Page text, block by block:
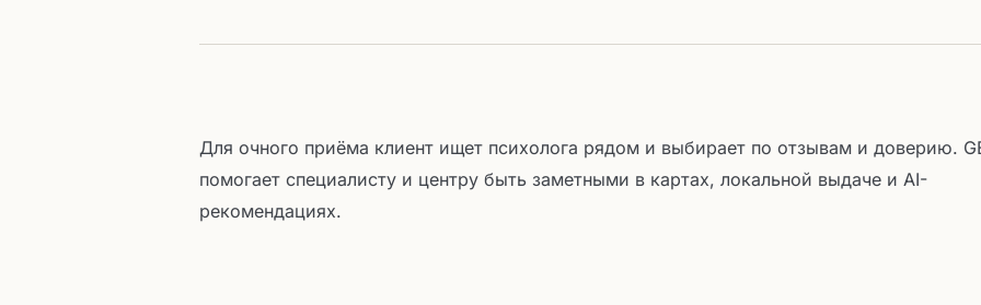
Для очного приёма клиент ищет психолога рядом и выбирает по отзывам и доверию.
помогает специалисту и центру быть заметными в картах, локальной выдаче и AI-
рекомендациях.